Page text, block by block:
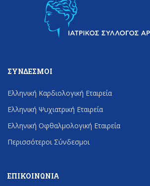
ΣΎΝΔΕΣΜΟΙ
Ελληνική Καρδιολογική Εταιρεία
Ελληνική Ψυχιατρική Εταιρεία
Ελληνική Οφθαλμολογική Εταιρεία
Περισσότεροι Σύνδεσμοι
ΕΠΙΚΟΙΝΩΝΊΑ